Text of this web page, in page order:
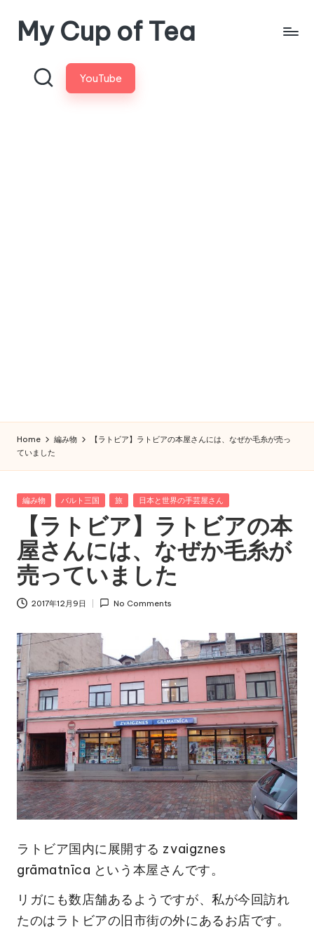
content
My Cup of Tea
YouTube
Home 編み物
【ラトビア】ラトビアの本屋さんには、なぜか毛糸が売っ
ていました
Posted
編み物 バルト三国 旅 日本と世界の手芸屋さん
【ラトビア】ラトビアの本
屋さんには、なぜか毛糸が
売っていました
2017年12月9日 No Comments
ラトビア国内に展開する zvaigznes
grāmatnīca という本屋さんです。
リガにも数店舗あるようですが、私が今回訪れ
たのはラトビアの旧市街の外にあるお店です。